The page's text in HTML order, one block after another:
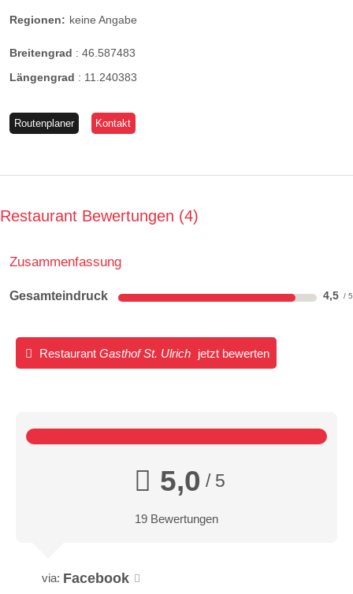
Regionen: keine Angabe
Breitengrad : 46.587483
Längengrad : 11.240383
Routenplaner Kontakt
Restaurant Bewertungen 4
Zusammenfassung
Gesamteindruck 4,5
Restaurant Gasthof St. Ulrich jetzt bewerten
5,0 / 5
19 Bewertungen
via: Facebook